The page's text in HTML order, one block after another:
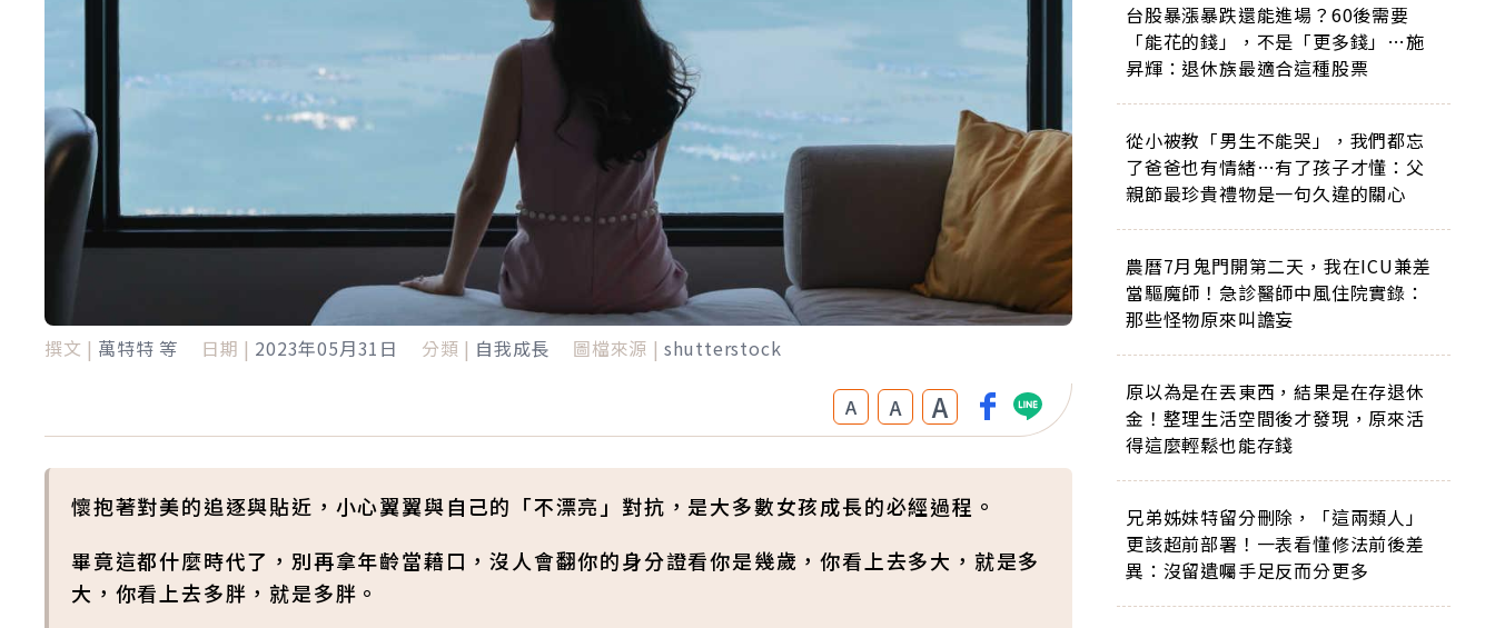
撰文 | 萬特特 等 日期 | 2023年05月31日 分類 | 自我成長 圖檔來源 | shutterstock
A A A
懷抱著對美的追逐與貼近，小心翼翼與自己的「不漂亮」對抗，是大多數女孩成長的必經過程。
畢竟這都什麼時代了，別再拿年齡當藉口，沒人會翻你的身分證看你是幾歲，你看上去多大，就是多
大，你看上去多胖，就是多胖。
台股暴漲暴跌還能進場？60後需要
「能花的錢」，不是「更多錢」…施
昇輝：退休族最適合這種股票
從小被教「男生不能哭」，我們都忘
了爸爸也有情緒…有了孩子才懂：父
親節最珍貴禮物是一句久違的關心
農曆7月鬼門開第二天，我在ICU兼差
當驅魔師！急診醫師中風住院實錄：
那些怪物原來叫譫妄
原以為是在丟東西，結果是在存退休
金！整理生活空間後才發現，原來活
得這麼輕鬆也能存錢
兄弟姊妹特留分刪除，「這兩類人」
更該超前部署！一表看懂修法前後差
異：沒留遺囑手足反而分更多